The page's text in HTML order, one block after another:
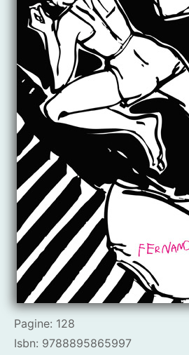
Pagine: 128
Isbn: 9788895865997